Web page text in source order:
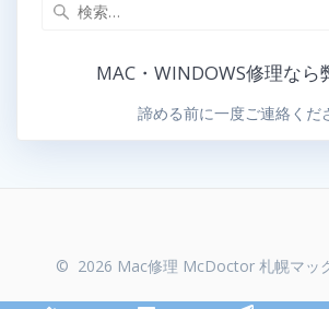
MAC・WINDOWS修理なら
諦める前に一度ご連絡くだ
© 2026 Mac修理 McDoctor 札幌マッ